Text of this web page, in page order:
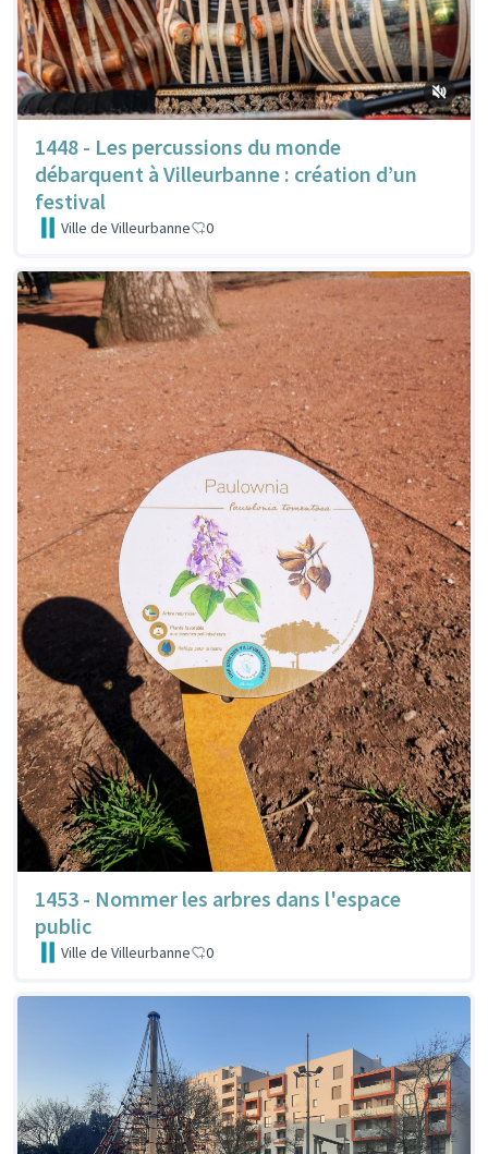
1448 - Les percussions du monde
débarquent à Villeurbanne : création d’un
festival
Ville de Villeurbanne 0
1453 - Nommer les arbres dans l'espace
public
Ville de Villeurbanne 0